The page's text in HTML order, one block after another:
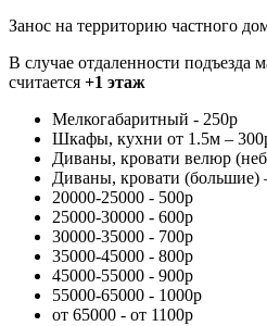
Занос на территорию частного
В случае отдаленности подъезда
считается +1 этаж
Мелкогабаритный - 250р
Шкафы, кухни от 1.5м –
Диваны, кровати велюр
Диваны, кровати (большие)
20000-25000 - 500р
25000-30000 - 600р
30000-35000 - 700р
35000-45000 - 800р
45000-55000 - 900р
55000-65000 - 1000р
от 65000 - от 1100р